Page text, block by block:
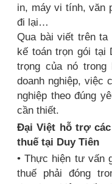
in, máy vi tính, văn
đi lại…
Qua bài viết trên
kế toán trọn gói tại
trọng của nó
doanh nghiệp, việc
nghiệp theo đúng
cần thiết.
Đại Việt hỗ trợ
thuế tại Duy Tiên
• Thực hiện tư vấn
thuế phải đóng